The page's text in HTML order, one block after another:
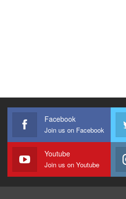
Facebook
Join us on Facebook
Youtube
Join us on Youtube